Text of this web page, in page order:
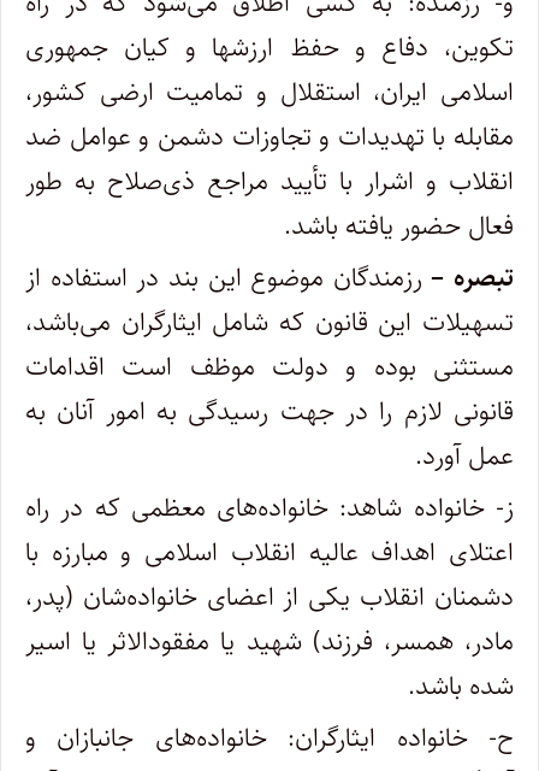
تکوین، دفاع و حفظ ارزشها و کیان جمهوری
اسلامی ایران، استقلال و تمامیت ارضی کشور،
مقابله با تهدیدات و تجاوزات دشمن و عوامل ضد
انقلاب و اشرار با تأیید مراجع ذی‌صلاح به طور
فعال حضور یافته باشد.
تبصره –رزمندگان موضوع این بند در استفاده از
تسهیلات این قانون که شامل ایثارگران می‌باشد،
مستثنی بوده و دولت موظف است اقدامات
قانونی لازم را در جهت رسیدگی به امور آنان به
عمل آورد.
ز- خانواده شاهد: خانواده‌های معظمی که در راه
اعتلای اهداف عالیه انقلاب اسلامی و مبارزه با
دشمنان انقلاب یکی از اعضای خانواده‌شان (پدر،
مادر، همسر، فرزند) شهید یا مفقودالاثر یا اسیر
شده باشد.
ح- خانواده ایثارگران: خانواده‌های جانبازان و